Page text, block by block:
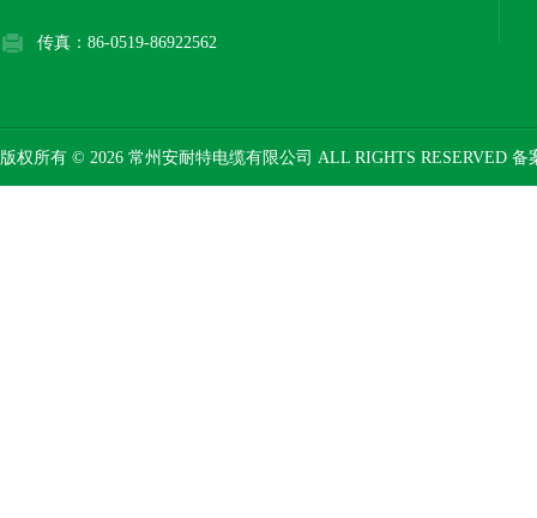
传真：86-0519-86922562
版权所有 © 2026 常州安耐特电缆有限公司 ALL RIGHTS RESERVED 备